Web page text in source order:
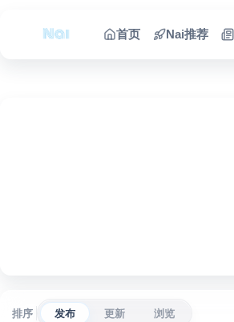
首页
Nai推荐
排序 发布 更新 浏览